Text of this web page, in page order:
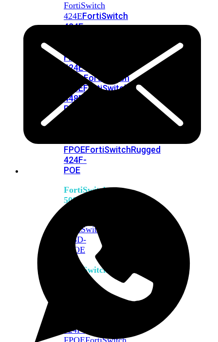
FortiSwitch
424EFortiSwitch
424E-
FPOE
424E-
FiberFortiSwitch
448EFortiSwitch
448E-
POE
FPOEFortiSwitchRugged
424F-
POE
FortiSwitch
500
FortiSwitch
548D-
FPOE
FortiSwitch
624F-
FPOEFortiSwitch